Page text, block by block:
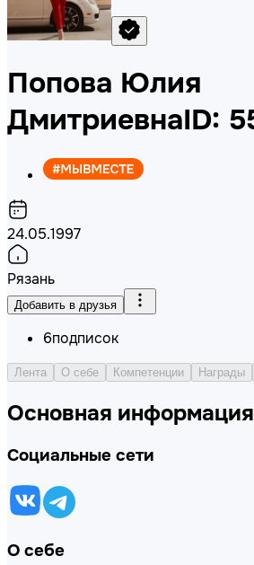
Попова Юлия
ДмитриевнаID:
24.05.1997
Рязань
Добавить в друзья
6подписок
Лента О себе Компетенции Награды
Основная информация
Социальные сети
О себе